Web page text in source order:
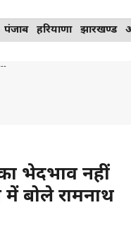
पंजाब हरियाणा झारखण्ड
भेदभाव नहीं
में बोले रामनाथ